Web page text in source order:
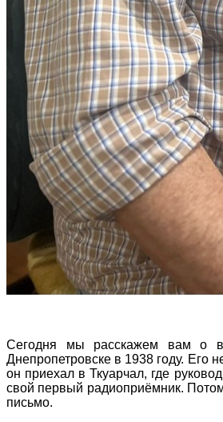
Сегодня мы расскажем вам о
Днепропетровске в 1938 году. Его
он приехал в Ткуарчал, где
свой первый радиоприёмник.
письмо.